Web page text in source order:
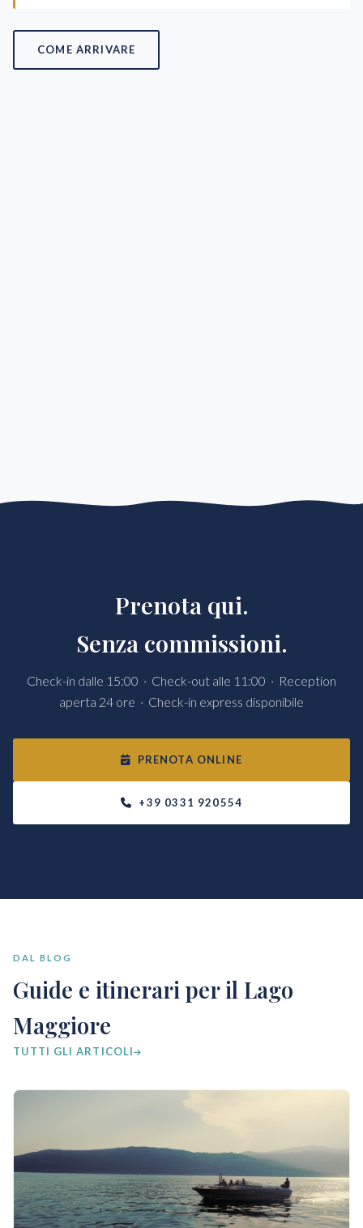
COME ARRIVARE
Prenota qui.
Senza commissioni.
Check-in dalle 15:00 · Check-out alle 11:00 · Reception
aperta 24 ore · Check-in express disponibile
PRENOTA ONLINE
+39 0331 920554
DAL BLOG
Guide e itinerari per il Lago
Maggiore
TUTTI GLI ARTICOLI